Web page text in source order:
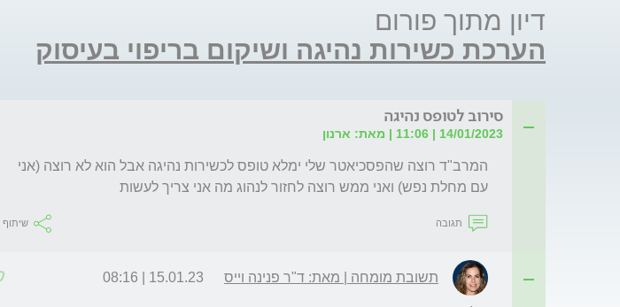
דיון מתוך פורום
הערכת כשירות נהיגה ושיקום בריפוי בעיסוק
סירוב לטופס נהיגה
14/01/2023 | 11:06 | מאת: ארנון
עם מחלת נפש) ואני ממש רוצה לחזור לנהוג מה אני צריך לעשות
תגובה שיתוף
תשובת מומחה | מאת: ד"ר פנינה וייס 15.01.23 | 08:16